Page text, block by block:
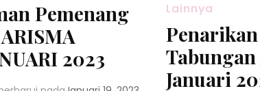
Pemenang
2023
Lainnya
Januari